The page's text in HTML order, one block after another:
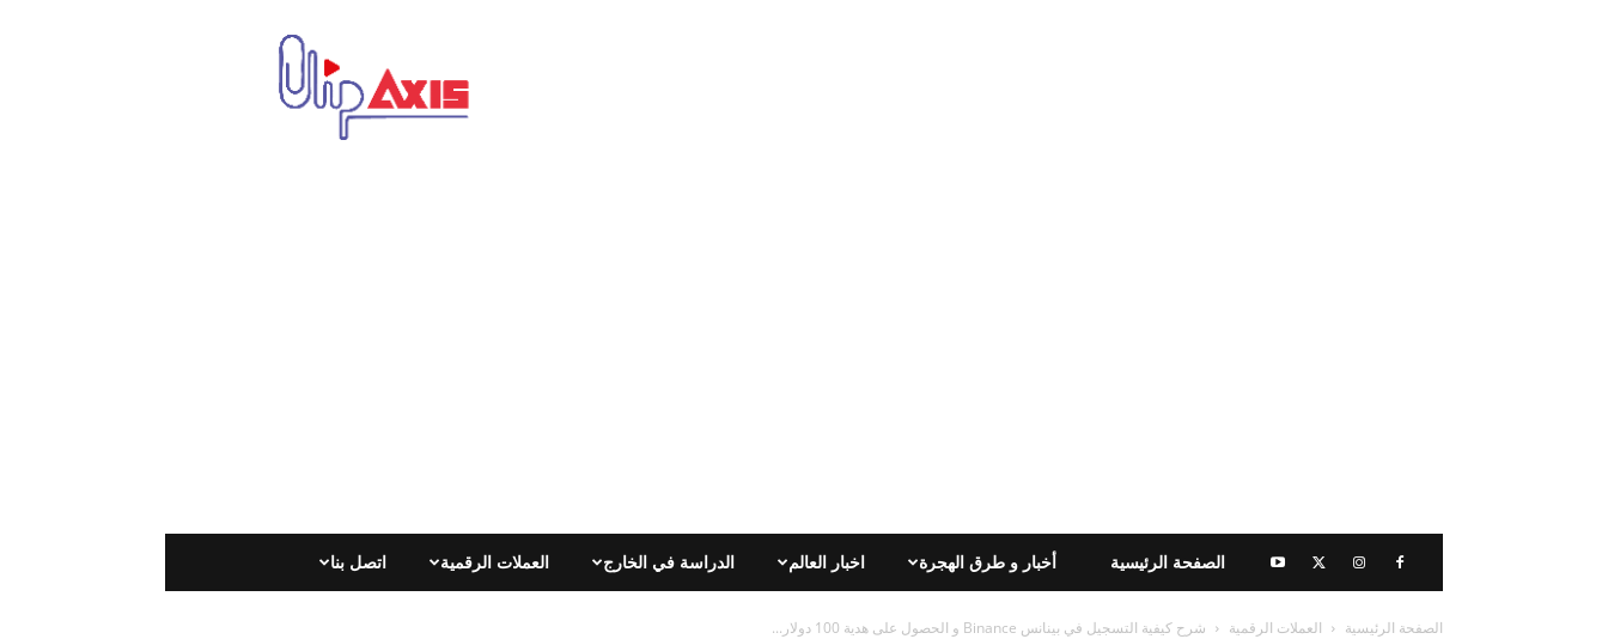
اتصل بنا العملات الرقمية الدراسة في الخارج اخبار العالم أخبار و طرق الهجرة الصفحة الرئيسية
الصفحة الرئيسية العملات الرقمية شرح كيفية التسجيل في بينانس Binance و الحصول على هدية 100 دولار...